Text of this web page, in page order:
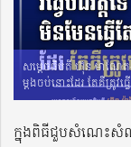
សម្តេចធិបតី ហ៊ុន ម៉ាណែត៖
ម្ដងចប់នោះដែរ តែគឺត្រូវធ្វ
ក្នុងពិធីជួបសំណេះសំណ